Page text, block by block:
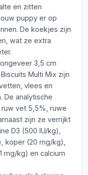
en zitten
puppy er op
De koekjes zijn
wat ze extra
3,5 cm
Multi Mix zijn
vlees en
De analytische
ruw vet 5,5%, ruwe
zijn ze verrijkt
D3 (500 IU/kg),
koper (20 mg/kg),
mg/kg) en calcium